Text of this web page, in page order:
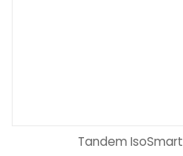
Tandem IsoSmart